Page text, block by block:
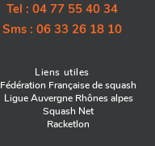
Tel : 04 77 55 40 34
Sms : 06 33 26 18 10
Liens utiles
Fédération Française de squash
Ligue Auvergne Rhônes alpes
Squash Net
Racketlon